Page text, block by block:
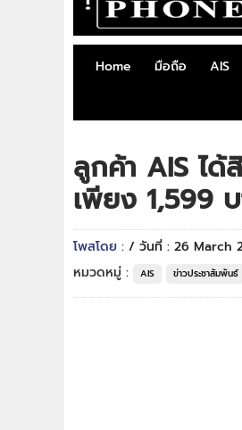
Home มือถือ AIS
ลูกค้า AIS ได้
เพียง 1,599
โพสโดย : / วันที่ : 26 March
หมวดหมู่ :
AIS ข่าวประชาสัมพันธ์